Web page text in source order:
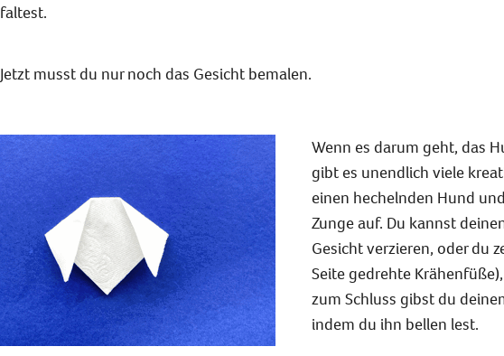
faltest.
Jetzt musst du nur noch das Gesicht bemalen.
Wenn es darum geht, das
gibt es unendlich viele
einen hechelnden Hund
Zunge auf. Du kannst
Gesicht verzieren, oder du
Seite gedrehte
zum Schluss gibst du
indem du ihn bellen lest.